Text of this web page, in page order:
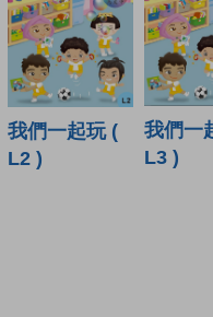
我們一起玩 (
L2 )
我們一
L3 )